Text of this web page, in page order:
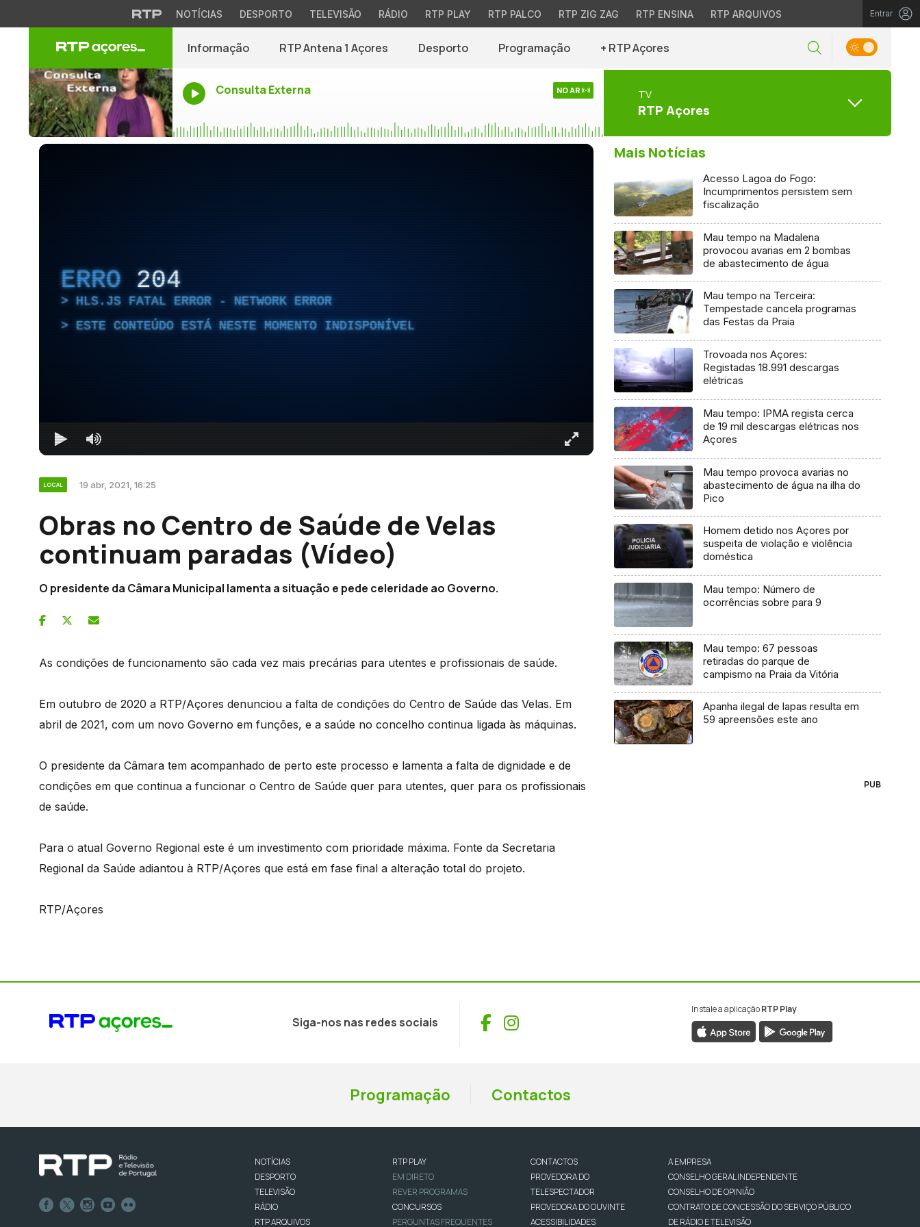
NOTÍCIAS DESPORTO TELEVISÃO RÁDIO RTP PLAY RTP PALCO RTP ZIG ZAG RTP ENSINA RTP ARQUIVOS Entrar
Informação RTP Antena 1 Açores Desporto Programação + RTP Açores
Consulta Externa NO AR TV
RTP Açores
ERRO 204
HLS.JS FATAL ERROR - NETWORK ERROR
ESTE CONTEÚDO ESTÁ NESTE MOMENTO INDISPONÍVEL
LOCAL 19 abr, 2021, 16:25
Obras no Centro de Saúde de Velas
continuam paradas (Vídeo)
O presidente da Câmara Municipal lamenta a situação e pede celeridade ao Governo.
As condições de funcionamento são cada vez mais precárias para utentes e profissionais de saúde.
Em outubro de 2020 a RTP/Açores denunciou a falta de condições do Centro de Saúde das Velas. Em
abril de 2021, com um novo Governo em funções, e a saúde no concelho continua ligada às máquinas.
O presidente da Câmara tem acompanhado de perto este processo e lamenta a falta de dignidade e de
condições em que continua a funcionar o Centro de Saúde quer para utentes, quer para os profissionais
de saúde.
Para o atual Governo Regional este é um investimento com prioridade máxima. Fonte da Secretaria
Regional da Saúde adiantou à RTP/Açores que está em fase final a alteração total do projeto.
RTP/Açores
Mais Notícias
Acesso Lagoa do Fogo:
Incumprimentos persistem sem
fiscalização
Mau tempo na Madalena
provocou avarias em 2 bombas
de abastecimento de água
Mau tempo na Terceira:
Tempestade cancela programas
das Festas da Praia
Trovoada nos Açores:
Registadas 18.991 descargas
elétricas
Mau tempo: IPMA regista cerca
de 19 mil descargas elétricas nos
Açores
Mau tempo provoca avarias no
abastecimento de água na ilha do
Pico
Homem detido nos Açores por
suspeita de violação e violência
doméstica
Mau tempo: Número de
ocorrências sobre para 9
Mau tempo: 67 pessoas
retiradas do parque de
campismo na Praia da Vitória
Apanha ilegal de lapas resulta em
59 apreensões este ano
PUB
Siga-nos nas redes sociais Facebook
Instagram
Instale a aplicaçãoRTP Play
Programação Contactos
NOTÍCIAS
DESPORTO
TELEVISÃO
RÁDIO
RTP ARQUIVOS
RTP PLAY
EM DIRETO
REVER PROGRAMAS
CONCURSOS
PERGUNTAS FREQUENTES
CONTACTOS
PROVEDORA DO
TELESPECTADOR
PROVEDORA DO OUVINTE
ACESSIBILIDADES
A EMPRESA
CONSELHO GERAL INDEPENDENTE
CONSELHO DE OPINIÃO
CONTRATO DE CONCESSÃO DO SERVIÇO PÚBLICO
DE RÁDIO E TELEVISÃO